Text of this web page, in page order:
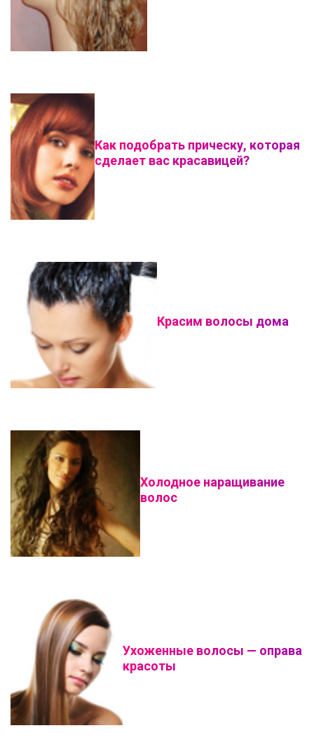
Как подобрать прическу, которая
сделает вас красавицей?
Красим волосы дома
Холодное наращивание
волос
Ухоженные волосы — оправа
красоты